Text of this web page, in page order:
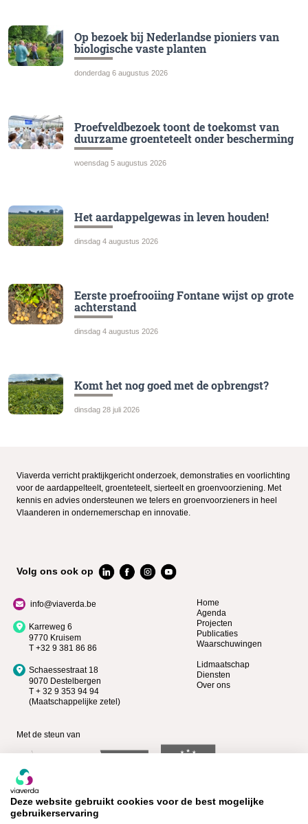
Op bezoek bij Nederlandse pioniers van
biologische vaste planten
donderdag 6 augustus 2026
Proefveldbezoek toont de toekomst van
duurzame groenteteelt onder bescherming
woensdag 5 augustus 2026
Het aardappelgewas in leven houden!
dinsdag 4 augustus 2026
Eerste proefrooiing Fontane wijst op grote
achterstand
dinsdag 4 augustus 2026
Komt het nog goed met de opbrengst?
dinsdag 28 juli 2026
Viaverda verricht praktijkgericht onderzoek, demonstraties en voorlichting
voor de aardappelteelt, groenteteelt, sierteelt en groenvoorziening. Met
kennis en advies ondersteunen we telers en groenvoorzieners in heel
Vlaanderen in ondernemerschap en innovatie.
Volg ons ook op
info@viaverda.be
Karreweg 6
9770 Kruisem
T +32 9 381 86 86
Schaessestraat 18
9070 Destelbergen
T + 32 9 353 94 94
(Maatschappelijke zetel)
Home
Agenda
Projecten
Publicaties
Waarschuwingen
Lidmaatschap
Diensten
Over ons
Met de steun van
Deze website gebruikt cookies voor de best mogelijke
gebruikerservaring